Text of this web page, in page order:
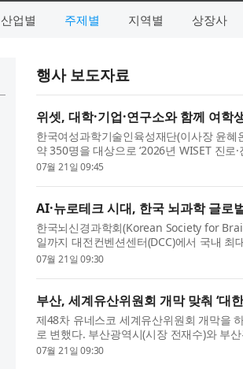
산업별 주제별 지역별 상장사
행사 보도자료
위셋, 대학·기업·연구소와 함께 여
한국여성과학기술인육성재단(이사장 윤
약 350명을 대상으로 ‘2026년 WISET 진
고 21일 밝혔다. 이 프로그램은 단순 체험
07월 21일 09:45
AI·뉴로테크 시대, 한국 뇌과학 글로
한국뇌신경과학회(Korean Society for
일까지 대전컨벤션센터(DCC)에서 국내 최
한다. 최근 인공지능(AI)의 급속한 발전과
07월 21일 09:30
부산, 세계유산위원회 개막 맞춰 ‘대
제48차 유네스코 세계유산위원회 개막을
로 변했다. 부산광역시(시장 전재수)와 부
영한 ‘2026 대한민국 밤밤페스타 부산’이
07월 21일 09:30